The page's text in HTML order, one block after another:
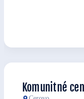
Komunitné